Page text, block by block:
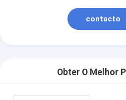
contacto
Obter O Melhor